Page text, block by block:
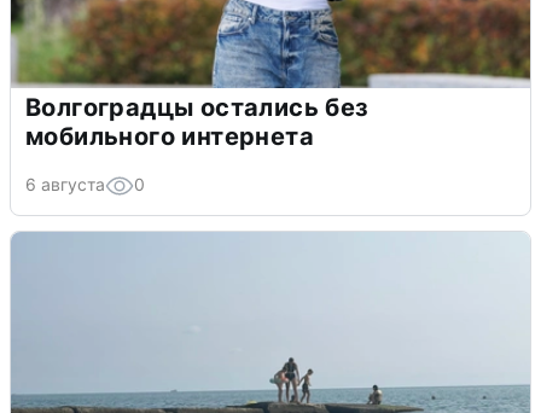
Волгоградцы остались без
мобильного интернета
6 августа 0